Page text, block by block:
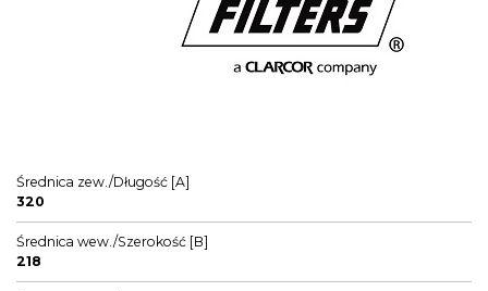
Średnica zew./Długość [A]
320
Średnica wew./Szerokość [B]
218